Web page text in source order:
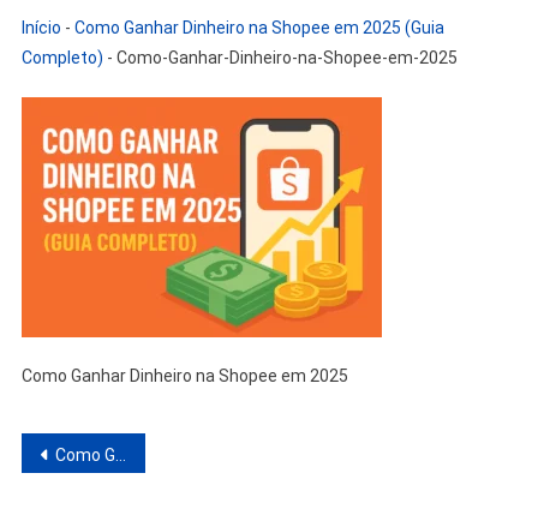
Início - Como Ganhar Dinheiro na Shopee em 2025 (Guia
Completo) - Como-Ganhar-Dinheiro-na-Shopee-em-2025
Como Ganhar Dinheiro na Shopee em 2025
Navegação
Como Ganhar Dinheiro na Shopee em 2025 (Guia Completo)